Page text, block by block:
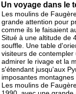
Un voyage dans le
Les moulins de
grande attention pour
comme ils le faisaient
Situé à une altitude de
souffle. Une table
visiteurs de
admirer le rivage et la
s'étendant jusqu'aux
imposantes
Les moulins de